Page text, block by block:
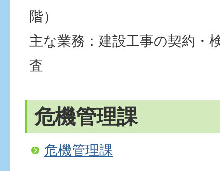
階）
主な業務：建設工事の契約・
査
危機管理課
危機管理課